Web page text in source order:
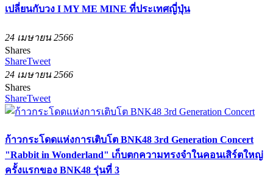
เปลี่ยนกับวง I MY ME MINE ที่ประเทศญี่ปุ่น
24 เมษายน 2566
Shares
ShareTweet
24 เมษายน 2566
Shares
ShareTweet
ก้าวกระโดดแห่งการเติบโต BNK48 3rd Generation Concert
"Rabbit in Wonderland" เก็บตกความทรงจำในคอนเสิร์ตใหญ่
ครั้งแรกของ BNK48 รุ่นที่ 3